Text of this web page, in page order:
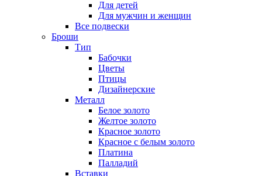
Для детей
Для мужчин и женщин
Все подвески
Броши
Тип
Бабочки
Цветы
Птицы
Дизайнерские
Металл
Белое золото
Желтое золото
Красное золото
Красное с белым золото
Платина
Палладий
Вставки